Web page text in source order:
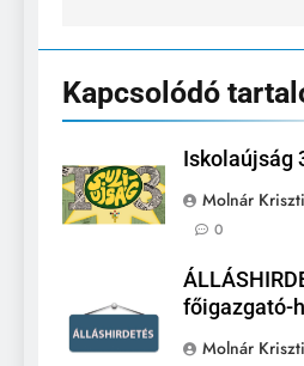
Kapcsolódó
Iskolaújság
Molnár
0
főigazgató-
Molnár